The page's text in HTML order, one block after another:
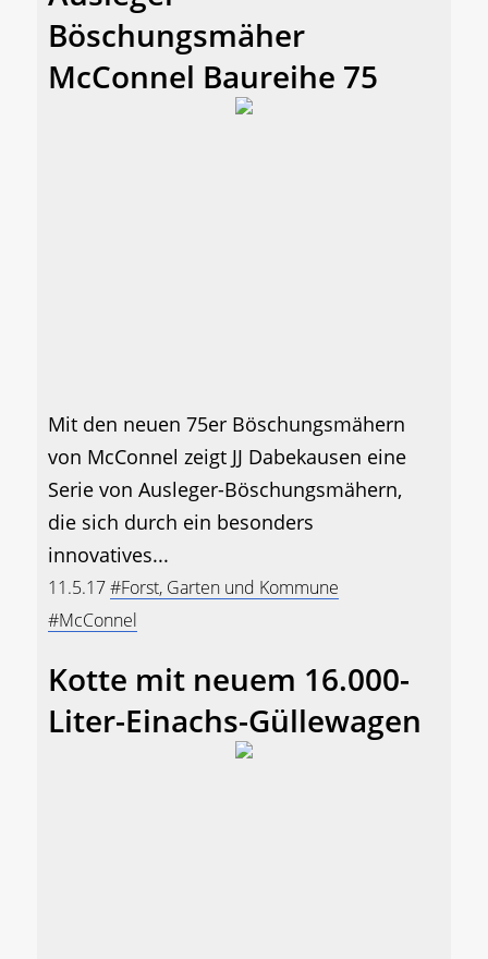
Böschungsmäher
McConnel Baureihe 75
Mit den neuen 75er Böschungsmähern
von McConnel zeigt JJ Dabekausen eine
Serie von Ausleger-Böschungsmähern,
die sich durch ein besonders
innovatives...
11.5.17#Forst, Garten und Kommune
#McConnel
Kotte mit neuem 16.000-
Liter-Einachs-Güllewagen